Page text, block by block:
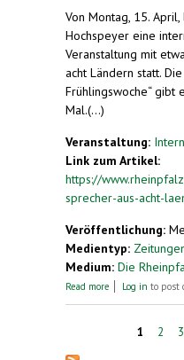
Von Montag, 15.
Hochspeyer eine
Veranstaltung mit
acht Ländern statt.
Frühlingswoche“ gibt
Mal.(...)
Veranstaltung:
Link zum Artikel:
https://
sprecher-aus-acht-
Veröffentlichung:
Medientyp:
Medium: Die
Read more about
Log in to post
1 2 3